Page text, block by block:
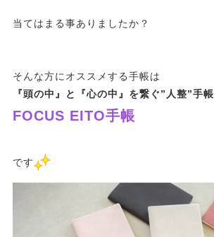
当てはまる事ありましたか？
そんな方にオススメする手帳は
『頭の中』と『心の中』を繋ぐ”人整”手帳
FOCUS EITO手帳
です